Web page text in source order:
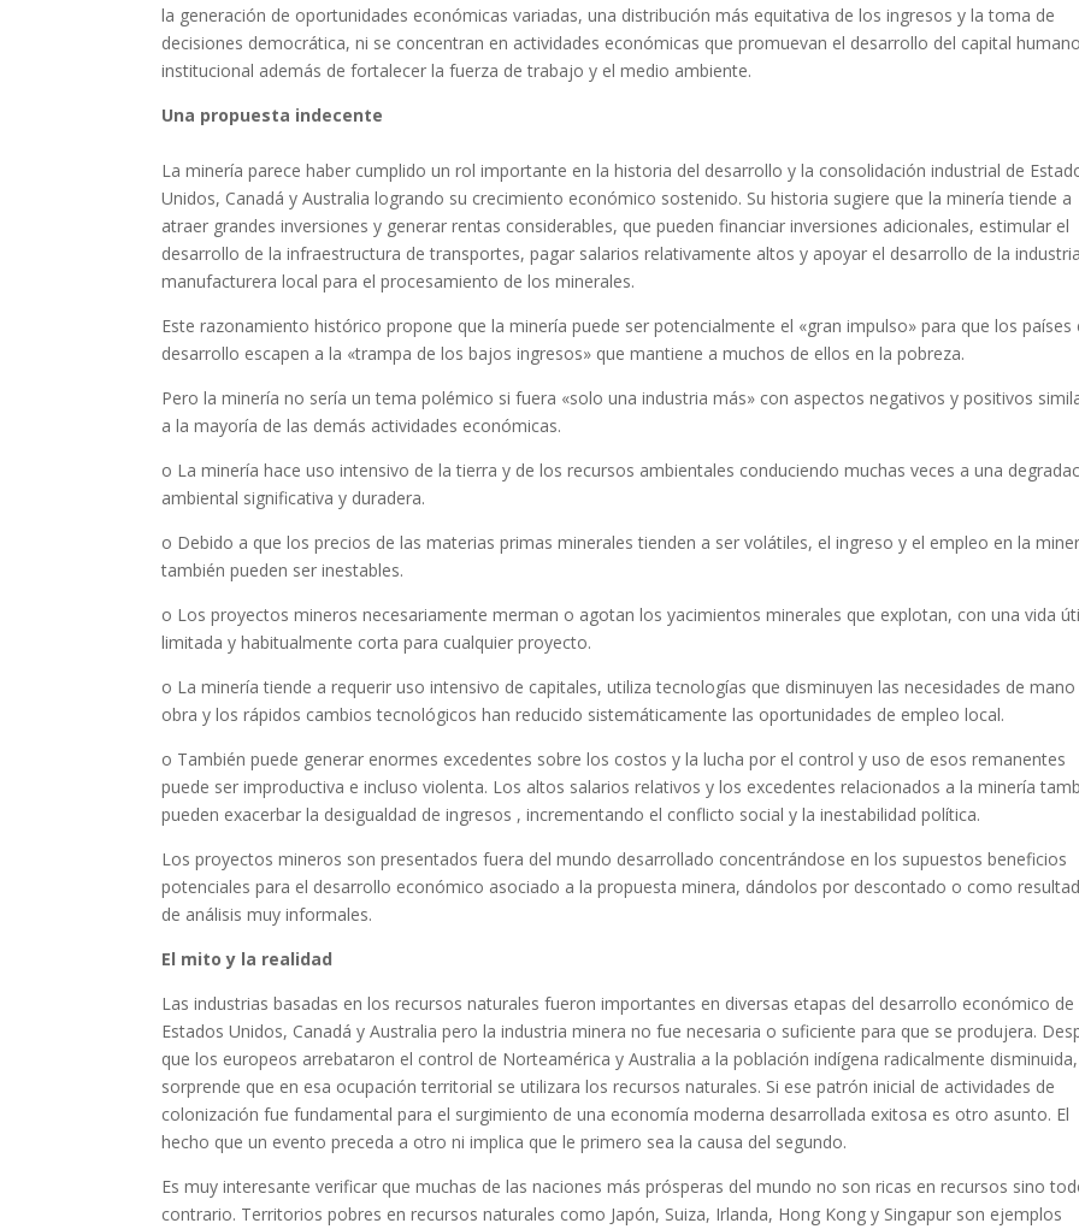
la generación de oportunidades económicas variadas, una distribución más equitativa de los ingresos y la toma de
decisiones democrática, ni se concentran en actividades económicas que promuevan el desarrollo del capital
institucional además de fortalecer la fuerza de trabajo y el medio ambiente.
Una propuesta indecente
La minería parece haber cumplido un rol importante en la historia del desarrollo y la consolidación industrial de
Unidos, Canadá y Australia logrando su crecimiento económico sostenido. Su historia sugiere que la minería tiende a
atraer grandes inversiones y generar rentas considerables, que pueden financiar inversiones adicionales, estimular el
desarrollo de la infraestructura de transportes, pagar salarios relativamente altos y apoyar el desarrollo de la industria
manufacturera local para el procesamiento de los minerales.
Este razonamiento histórico propone que la minería puede ser potencialmente el «gran impulso» para que los países
desarrollo escapen a la «trampa de los bajos ingresos» que mantiene a muchos de ellos en la pobreza.
Pero la minería no sería un tema polémico si fuera «solo una industria más» con aspectos negativos y positivos
a la mayoría de las demás actividades económicas.
o La minería hace uso intensivo de la tierra y de los recursos ambientales conduciendo muchas veces a una
ambiental significativa y duradera.
o Debido a que los precios de las materias primas minerales tienden a ser volátiles, el ingreso y el empleo en la
también pueden ser inestables.
o Los proyectos mineros necesariamente merman o agotan los yacimientos minerales que explotan, con una vida
limitada y habitualmente corta para cualquier proyecto.
o La minería tiende a requerir uso intensivo de capitales, utiliza tecnologías que disminuyen las necesidades de mano
obra y los rápidos cambios tecnológicos han reducido sistemáticamente las oportunidades de empleo local.
o También puede generar enormes excedentes sobre los costos y la lucha por el control y uso de esos remanentes
puede ser improductiva e incluso violenta. Los altos salarios relativos y los excedentes relacionados a la minería
pueden exacerbar la desigualdad de ingresos , incrementando el conflicto social y la inestabilidad política.
Los proyectos mineros son presentados fuera del mundo desarrollado concentrándose en los supuestos beneficios
potenciales para el desarrollo económico asociado a la propuesta minera, dándolos por descontado o como
de análisis muy informales.
El mito y la realidad
Las industrias basadas en los recursos naturales fueron importantes en diversas etapas del desarrollo económico de
Estados Unidos, Canadá y Australia pero la industria minera no fue necesaria o suficiente para que se produjera.
que los europeos arrebataron el control de Norteamérica y Australia a la población indígena radicalmente
sorprende que en esa ocupación territorial se utilizara los recursos naturales. Si ese patrón inicial de actividades de
colonización fue fundamental para el surgimiento de una economía moderna desarrollada exitosa es otro asunto. El
hecho que un evento preceda a otro ni implica que le primero sea la causa del segundo.
Es muy interesante verificar que muchas de las naciones más prósperas del mundo no son ricas en recursos sino
contrario. Territorios pobres en recursos naturales como Japón, Suiza, Irlanda, Hong Kong y Singapur son ejemplos